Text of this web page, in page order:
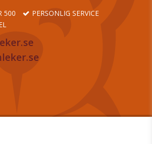
500
PERSONLIG SERVICE